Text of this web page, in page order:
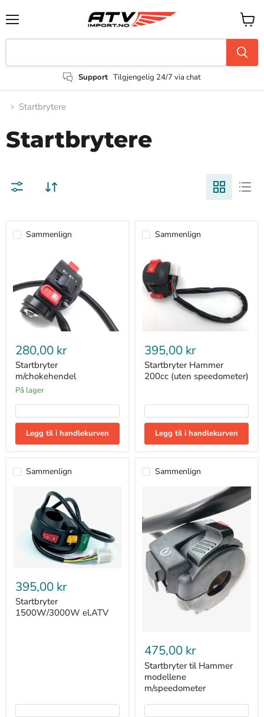
Support Tilgjengelig 24/7 via chat
Startbrytere
Startbrytere
Sammenlign
m/chokehendel
280,00 kr
Startbryter
m/chokehendel
På lager
Legg til i handlekurven
Sammenlign
Hammer
200cc
(uten
speedometer)
395,00 kr
Startbryter Hammer
200cc (uten speedometer)
Legg til i handlekurven
Sammenlign
1500W/3000W
el.ATV
395,00 kr
Startbryter
1500W/3000W el.ATV
Sammenlign
til
Hammer
modellene
m/speedometer
475,00 kr
Startbryter til Hammer
modellene
m/speedometer